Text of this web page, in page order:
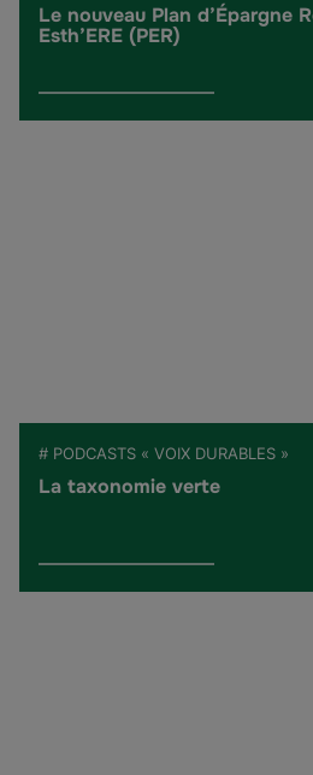
Le nouveau Plan d’Épargne
Esth’ERE (PER)
# PODCASTS « VOIX DURABLES »
La taxonomie verte